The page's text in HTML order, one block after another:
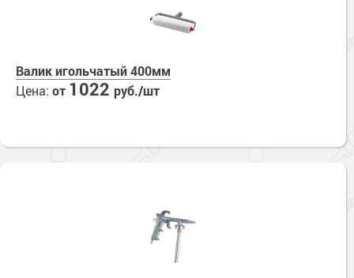
Валик игольчатый 400мм
Цена: от 1022 руб./шт